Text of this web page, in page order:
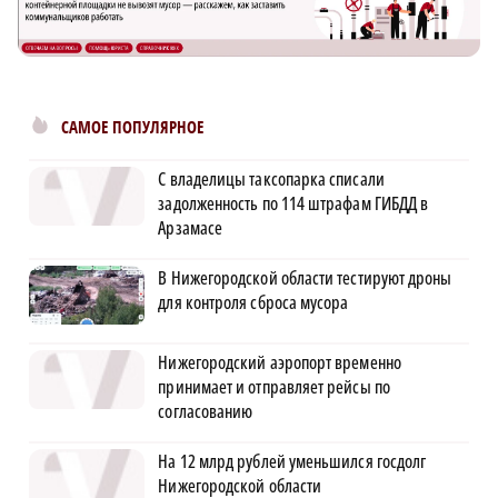
САМОЕ ПОПУЛЯРНОЕ
С владелицы таксопарка списали
задолженность по 114 штрафам ГИБДД в
Арзамасе
В Нижегородской области тестируют дроны
для контроля сброса мусора
Нижегородский аэропорт временно
принимает и отправляет рейсы по
согласованию
На 12 млрд рублей уменьшился госдолг
Нижегородской области